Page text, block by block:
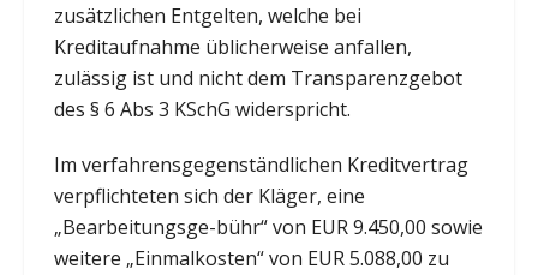
zusätzlichen Entgelten, welche bei
Kreditaufnahme üblicherweise anfallen,
zulässig ist und nicht dem Transparenzgebot
des § 6 Abs 3 KSchG widerspricht.
Im verfahrensgegenständlichen Kreditvertrag
verpflichteten sich der Kläger, eine
„Bearbeitungsge-bühr“ von EUR 9.450,00 sowie
weitere „Einmalkosten“ von EUR 5.088,00 zu